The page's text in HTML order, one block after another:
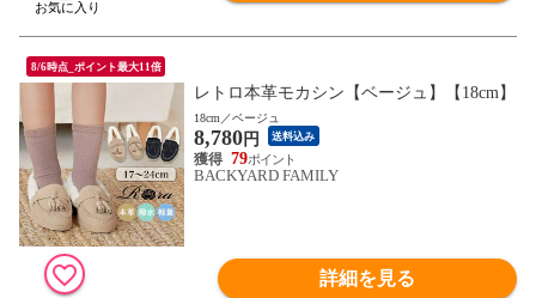
8/6時点_ポイント最大11倍
レトロ本革モカシン【ベージュ】【18cm】
18cm／ベージュ
8,780円 送料込み
79
BACKYARD FAMILY
詳細を見る